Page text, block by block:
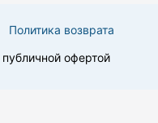
Политика возврата
офертой